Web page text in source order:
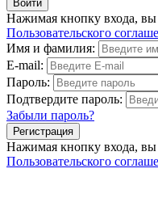
Нажимая кнопку входа,
Пользовательского
Имя и фамилия:
E-mail:
Пароль:
Подтвердите пароль:
Забыли пароль?
Нажимая кнопку входа,
Пользовательского